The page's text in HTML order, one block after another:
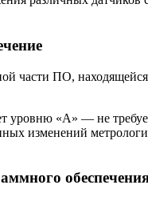
части ПО,
уровню «A» — не
изменений